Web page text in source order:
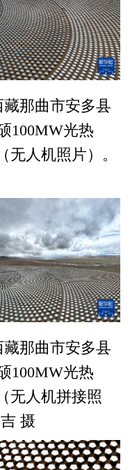
那曲市安多县
100MW光热
无人机照片）。
那曲市安多县
100MW光热
无人机拼接照
摄